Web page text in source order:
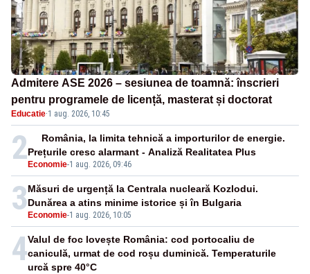
Admitere ASE 2026 – sesiunea de toamnă: înscrieri
pentru programele de licență, masterat și doctorat
Educatie·1 aug. 2026, 10:45
2 Economie-1 aug. 2026, 09:46
România, la limita tehnică a importurilor de energie.
Prețurile cresc alarmant - Analiză Realitatea Plus
3 Economie-1 aug. 2026, 10:05
Măsuri de urgență la Centrala nucleară Kozlodui.
Dunărea a atins minime istorice și în Bulgaria
4Valul de foc lovește România: cod portocaliu de
caniculă, urmat de cod roșu duminică. Temperaturile
urcă spre 40°C